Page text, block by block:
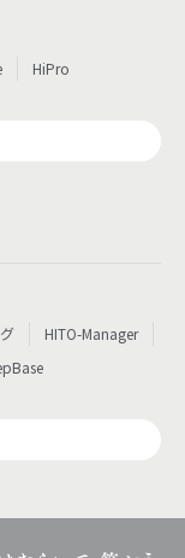
HiPro
HITO-Manager